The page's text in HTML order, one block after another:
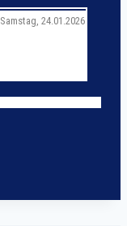
Samstag, 24.01.2026